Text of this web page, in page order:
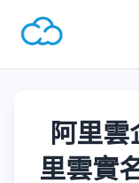
阿里
里雲實